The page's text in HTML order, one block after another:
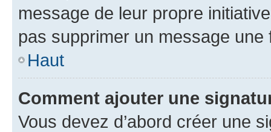
message de leur propre
pas supprimer un message une
Haut
Comment ajouter une
Vous devez d’abord créer une